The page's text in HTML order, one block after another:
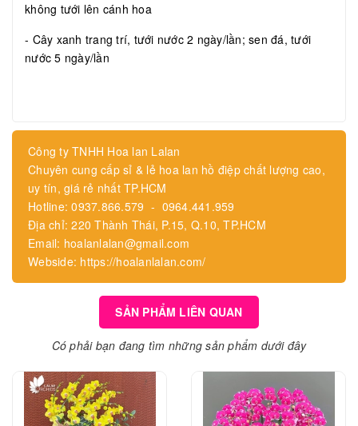
không tưới lên cánh hoa
- Cây xanh trang trí, tưới nước 2 ngày/lần; sen đá, tưới
nước 5 ngày/lần
Công ty TNHH Hoa lan Lalan
Chuyên cung cấp sỉ & lẻ hoa lan hồ điệp chất lượng cao,
uy tín, giá rẻ nhất TP.HCM
Hotline: 0937.866.579 - 0964.441.959
Địa chỉ: 220 Thành Thái, P.15, Q.10, TP.HCM
Email: hoalanlalan@gmail.com
Webside: https://hoalanlalan.com/
SẢN PHẨM LIÊN QUAN
Có phải bạn đang tìm những sản phẩm dưới đây